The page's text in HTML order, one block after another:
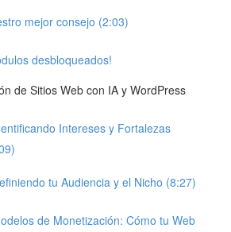
mejor consejo (2:03)
desbloqueados!
de Sitios Web con IA y WordPress
Intereses y Fortalezas
tu Audiencia y el Nicho (8:27)
de Monetización: Cómo tu Web